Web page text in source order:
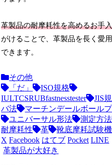
革製品の耐摩耗性を高めるお手
がけることで、革製品を長く愛
できます。
その他
「だ」
ISO規格
IULTCSRUBfastnesstester
JIS
バ法
マーチンデールボール
ユニバーサル形法
測定方法
耐摩耗性
革
靴底摩耗試験機
X Facebook はてブ Pocket LINE
革製品が大好き